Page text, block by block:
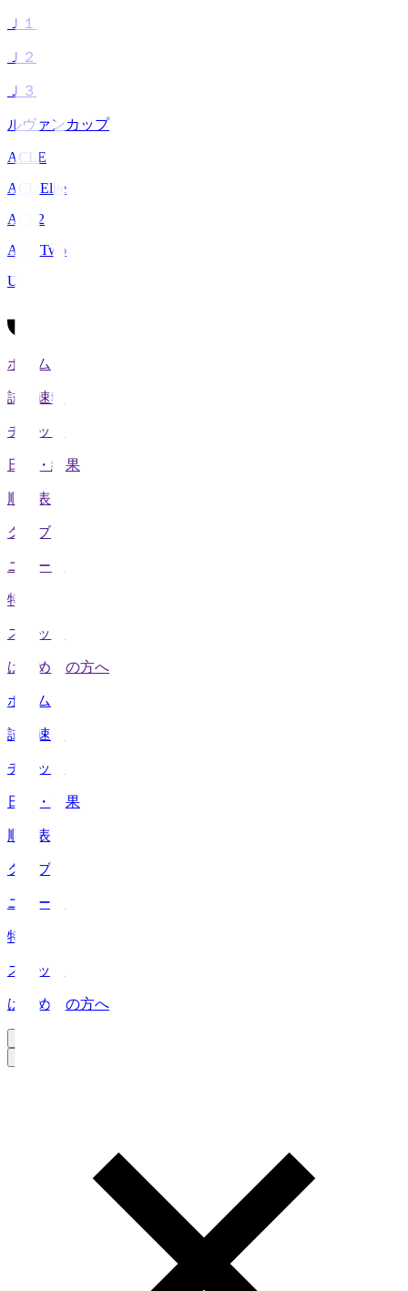
Ｊ１
Ｊ２
Ｊ３
ルヴァンカップ
ACLE
ACL Elite
ACL2
ACL Two
U-21
ホーム
試合速報
チケット
日程・結果
順位表
クラブ
ニュース
特集
スタッツ
はじめての方へ
ホーム
試合速報
チケット
日程・結果
順位表
クラブ
ニュース
特集
スタッツ
はじめての方へ